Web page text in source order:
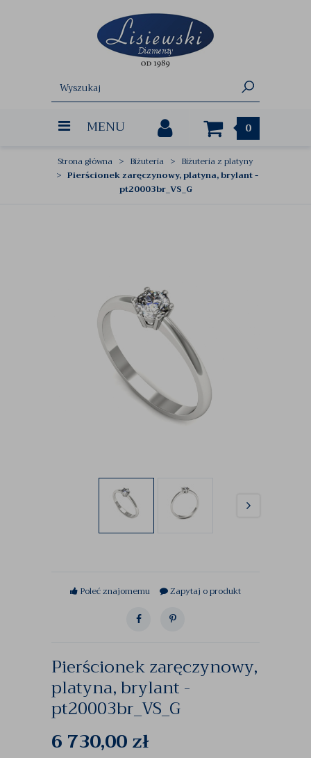
MENU 0
Strona główna Biżuteria
Biżuteria z platyny
Pierścionek zaręczynowy, platyna, brylant -
pt20003br_VS_G
Poleć znajomemu Zapytaj o produkt
Pierścionek zaręczynowy,
platyna, brylant -
pt20003br_VS_G
6 730,00zł